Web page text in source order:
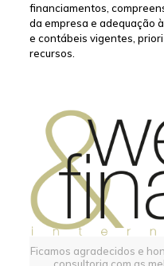
financiamentos,
da empresa e adequação
e contábeis vigentes,
recursos.
Ficamos agradecidos e